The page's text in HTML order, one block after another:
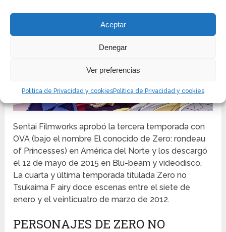
Aceptar
Denegar
Ver preferencias
Politica de Privacidad y cookiesPolitica de Privacidad y cookies
Sentai Filmworks aprobó la tercera temporada con
OVA (bajo el nombre El conocido de Zero: rondeau
of Princesses) en América del Norte y los descargó
el 12 de mayo de 2015 en Blu-beam y videodisco.
La cuarta y última temporada titulada Zero no
Tsukaima F airy doce escenas entre el siete de
enero y el veinticuatro de marzo de 2012.
PERSONAJES DE ZERO NO